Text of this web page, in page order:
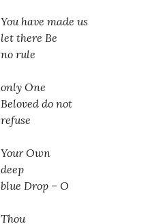
You have made us
let there Be
no rule
only One
Beloved do not
refuse
Your Own
deep
blue Drop – O
Thou